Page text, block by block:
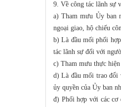
9. Về công tác lãnh sự
a) Tham mưu Ủy ban
ngoại giao, hộ chiếu
b) Là đầu mối phối
tác lãnh sự đối với
c) Tham mưu thực hiện
d) Là đầu mối trao đổi
ủy quyền của Ủy ban
đ) Phối hợp với các cơ